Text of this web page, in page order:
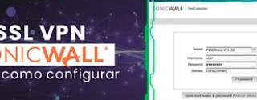
entre switches . Ele permite que diversas VLANs
trafeguem por um único enlace (conexão entre
dois dispositivos), garantindo organização,
escalabilidade e melhor aproveitamento da
infraestrutura de rede. No entanto, apesar de
parecer uma configuração simple